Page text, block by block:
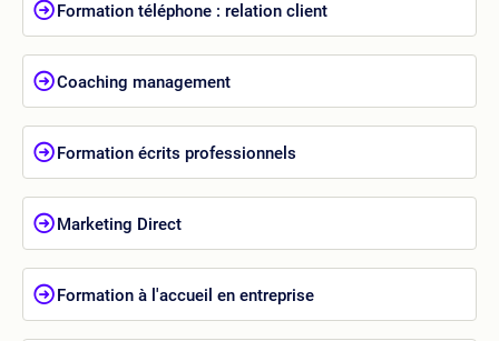
Formation téléphone : relation client
Coaching management
Formation écrits professionnels
Marketing Direct
Formation à l'accueil en entreprise